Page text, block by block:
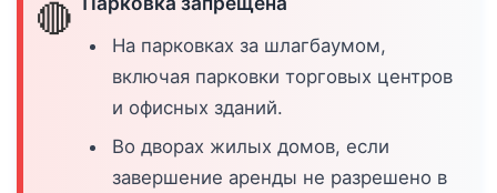
🔴
На парковках за шлагбаумом,
включая парковки торговых центров
и офисных зданий.
Во дворах жилых домов, если
завершение аренды не разрешено в